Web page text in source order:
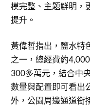
模完整、主題鮮明，
提升。
黃偉哲指出，鹽水特
之一，總經費約
300多萬元，結合中
數量與配置即可看出
外，公園周邊通道銜